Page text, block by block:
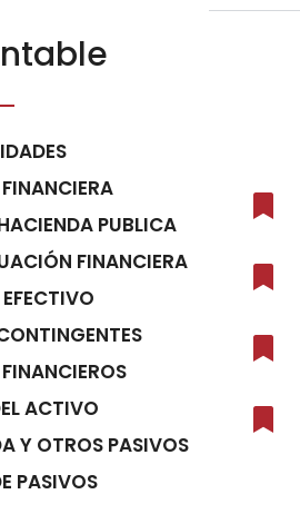
PUBLICA
FINANCIERA
ACTIVO
Y OTROS PASIVOS
PASIVOS